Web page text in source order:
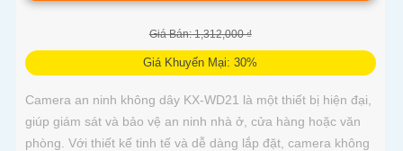
Giá Bán: 1,312,000 ₫
Giá Khuyến Mại: 30%
Camera an ninh không dây KX-WD21 là một thiết bị hiện đại,
giúp giám sát và bảo vệ an ninh nhà ở, cửa hàng hoặc văn
phòng. Với thiết kế tinh tế và dễ dàng lắp đặt, camera không